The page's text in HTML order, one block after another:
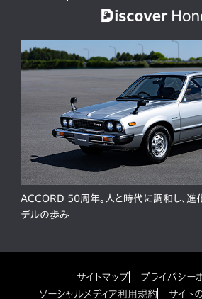
ACCORD 50周年。人と時代に調和し、進
デルの歩み
サイトマップ
プライバシー
ソーシャルメディア利用規約
サイト